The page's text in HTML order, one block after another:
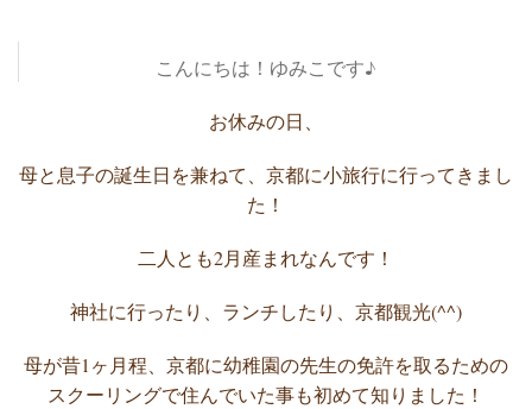
こんにちは！ゆみこです♪
お休みの日、
母と息子の誕生日を兼ねて、京都に小旅行に行ってきまし
た！
二人とも2月産まれなんです！
神社に行ったり、ランチしたり、京都観光(^^)
母が昔1ヶ月程、京都に幼稚園の先生の免許を取るための
スクーリングで住んでいた事も初めて知りました！